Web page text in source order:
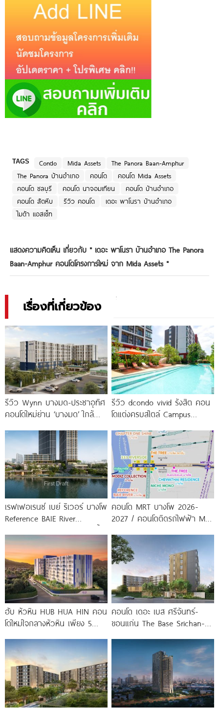
TAGS Condo Mida Assets
The Panora Baan-Amphur
The Panora บ้านอำเภอ
คอนโด
คอนโด Mida Assets
คอนโด ชลบุรี
คอนโด นาจอมเทียน
คอนโด บ้านอำเภอ
คอนโด สัตหีบ
รีวิว คอนโด
เดอะ พาโนรา บ้านอำเภอ
ไมด้า แอสเซ็ท
แสดงความคิดเห็น เกี่ยวกับ " เดอะ พาโนรา บ้านอำเภอ The Panora
Baan-Amphur คอนโดโครงการใหม่ จาก Mida Assets"
เรื่องที่เกี่ยวข้อง
รีวิว Wynn บางมด-ประชาอุทิศ
คอนโดใหม่ย่าน ‘บางมด’ ใกล้
สายสีม่วง
รีวิว dcondo vivid รังสิต คอน
โดแต่งครบสไตล์ Campus
พร้อมรับ-ส่ง
เรฟเฟอเรนซ์ เบย์ ริเวอร์ บางโพ
Reference BAIE River
จาก
คอนโด MRT บางโพ 2026-
2027 / คอนโดติดรถไฟฟ้า MRT
ฮับ หัวหิน HUB HUA HIN คอน
โดใหม่ใจกลางหัวหิน เพียง 5
คอนโด เดอะ เบส ศรีจันทร์-
ขอนแก่น The Base Srichan-
ขอนแก่น